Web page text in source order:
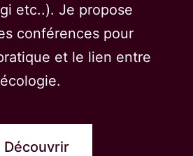
etc..). Je propose
conférences pour
et le lien entre
Découvrir